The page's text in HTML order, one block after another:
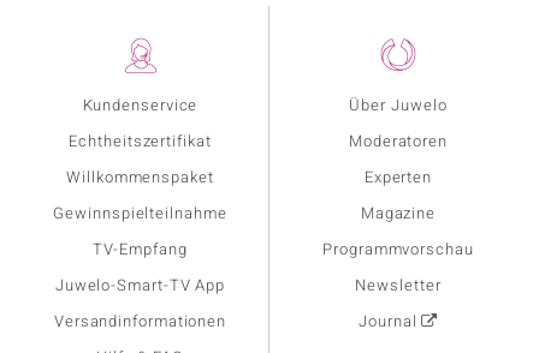
Kundenservice
Echtheitszertifikat
Willkommenspaket
Gewinnspielteilnahme
TV-Empfang
Juwelo-Smart-TV App
Versandinformationen
Über Juwelo
Moderatoren
Experten
Magazine
Programmvorschau
Newsletter
Journal